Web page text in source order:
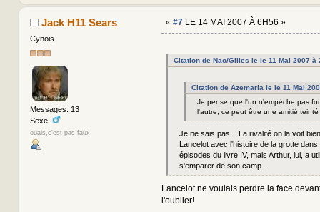
Jack H11 Sears
Cynois
Messages: 13
Sexe:
ouais,c'est pas faux
« #7LE 14 MAI 2007 À 6H56 »
Citation de Nao/Gilles le le 11 Mai 2007 à
Citation de Azemaria le le 11 Mai
Je pense que l'un n'empèche pas
l'autre, ce peut être une amitié teinté
Je ne sais pas... La rivalité on la voit
Lancelot avec l'histoire de la grotte
épisodes du livre IV, mais Arthur, lui, a
s'emparer de son camp...
Lancelot ne voulais perdre la face
l'oublier!